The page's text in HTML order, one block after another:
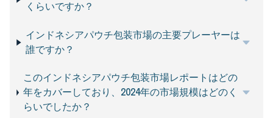
くらいですか？
インドネシアパウチ包装市場の主要プレーヤーは
誰ですか？
このインドネシアパウチ包装市場レポートはどの
年をカバーしており、2024年の市場規模はどのく
らいでしたか？